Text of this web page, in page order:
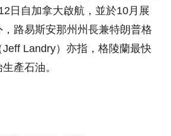
日自加拿大啟航，並於10月展
路易斯安那州州長兼特朗普格
Landry）亦指，格陵蘭最快
產石油。